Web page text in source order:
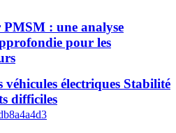
: une analyse
pour les
véhicules électriques Stabilité
difficiles